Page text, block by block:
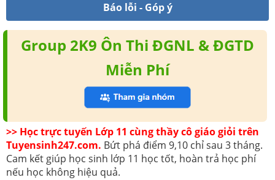
Báo lỗi - Góp ý
Group 2K9 Ôn Thi ĐGNL & ĐGTD
Miễn Phí
>> Học trực tuyến Lớp 11 cùng thầy cô giáo giỏi trên
Tuyensinh247.com. Bứt phá điểm 9,10 chỉ sau 3 tháng.
Cam kết giúp học sinh lớp 11 học tốt, hoàn trả học phí
nếu học không hiệu quả.